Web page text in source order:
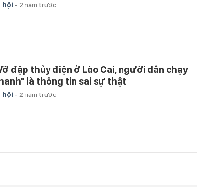
hội - 2 năm trước
đập thủy điện ở Lào Cai, người dân chạy
là thông tin sai sự thật
hội - 2 năm trước